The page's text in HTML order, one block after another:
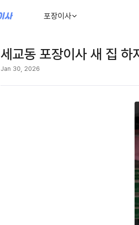
포장이사
세교동 포장이사 새 집
Jan 30, 2026